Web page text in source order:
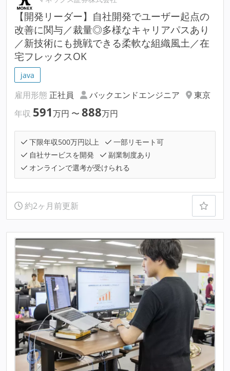
【開発リーダー】自社開発でユーザー起点の
改善に関与／裁量◎多様なキャリアパスあり
／新技術にも挑戦できる柔軟な組織風土／在
宅フレックスOK
java
雇用形態 正社員 バックエンドエンジニア
東京
年収 591万円 〜 888万円
下限年収500万円以上
一部リモート可
自社サービスを開発
副業制度あり
オンラインで選考が受けられる
約2ヶ月前更新